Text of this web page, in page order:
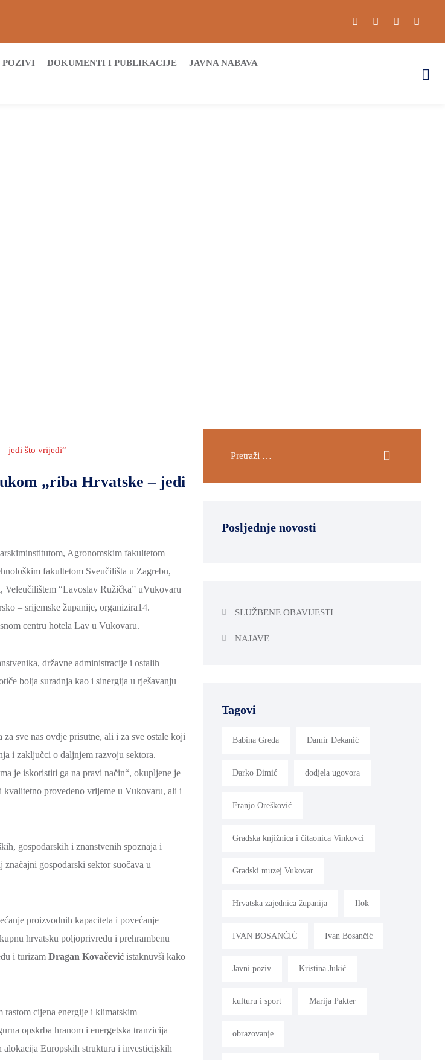
POZIVI DOKUMENTI I PUBLIKACIJE JAVNA NABAVA
jedi što vrijedi“
„riba Hrvatske – jedi
Agronomskim fakultetom
fakultetom Sveučilišta u Zagrebu,
“Lavoslav Ružička” uVukovaru
– srijemske županije, organizira14.
centru hotela Lav u Vukovaru.
državne administracije i ostalih
bolja suradnja kao i sinergija u rješavanju
sve nas ovdje prisutne, ali i za sve ostale koji
i zaključci o daljnjem razvoju sektora.
je iskoristiti ga na pravi način“, okupljene je
kvalitetno provedeno vrijeme u Vukovaru, ali i
gospodarskih i znanstvenih spoznaja i
gospodarski sektor suočava u
proizvodnih kapaciteta i povećanje
hrvatsku poljoprivredu i prehrambenu
i turizam Dragan Kovačević istaknuvši kako
cijena energije i klimatskim
opskrba hranom i energetska tranzicija
Europskih struktura i investicijskih
Posljednje novosti
SLUŽBENE OBAVIJESTI
NAJAVE
Tagovi
Babina Greda Damir Dekanić
Darko Dimić dodjela ugovora
Franjo Orešković
Gradska knjižnica i čitaonica Vinkovci
Gradski muzej Vukovar
Hrvatska zajednica županija Ilok
IVAN BOSANČIĆ Ivan Bosančić
Javni poziv Kristina Jukić
kulturu i sport Marija Pakter
obrazovanje